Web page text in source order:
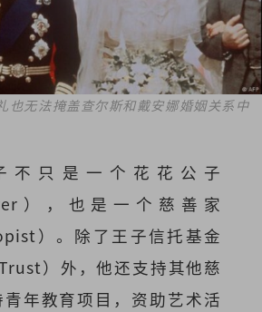
也无法掩盖查尔斯和戴安娜婚姻关系中
不只是一个花花公子
），也是一个慈善家
）。除了王子信托基金
）外，他还支持其他慈
年教育项目，资助艺术活